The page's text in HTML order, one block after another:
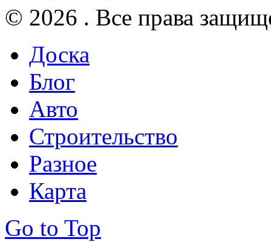
© 2026 . Все права
Доска
Блог
Авто
Строительство
Разное
Карта
Go to Top